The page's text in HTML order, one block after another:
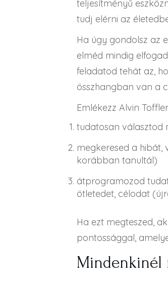
teljesítményű
tudj elérni az
Ha úgy gondolsz az
elméd mindig
feladatod tehát az,
összhangban van a
Emlékezz Alvin
tudatosan választod
megkeresed a hibát,
korábban tanultál)
átprogramozod
ötletedet, célodat
Ha ezt megteszed,
pontossággal,
Mindenkinél